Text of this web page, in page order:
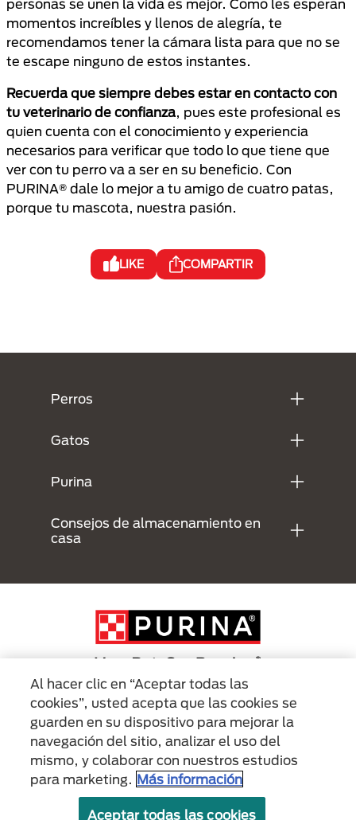
personas se unen la vida es mejor. Como les esperan
momentos increíbles y llenos de alegría, te
recomendamos tener la cámara lista para que no se
te escape ninguno de estos instantes.
Recuerda que siempre debes estar en contacto con
tu veterinario de confianza , pues este profesional es
quien cuenta con el conocimiento y experiencia
necesarios para verificar que todo lo que tiene que
ver con tu perro va a ser en su beneficio. Con
PURINA® dale lo mejor a tu amigo de cuatro patas,
porque tu mascota, nuestra pasión.
LIKE COMPARTIR
Perros
Gatos
Purina
Consejos de almacenamiento en
casa
Menu Footer Secundario Purina
All Nestlé Purina trademarks owned by Société des Produits Nestlé S.A.,
Vevey, Switzerland or are used with permission.
Políticas sobre
cookies
privacidad
Al hacer clic en “Aceptar todas las
cookies”, usted acepta que las cookies se
guarden en su dispositivo para mejorar la
navegación del sitio, analizar el uso del
mismo, y colaborar con nuestros estudios
para marketing. Más información
Aceptar todas las cookies